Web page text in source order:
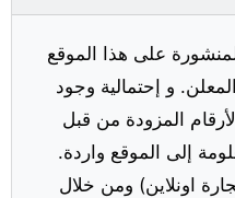
على هذا الموقع
و إحتمالية وجود
المزودة من قبل
إلى الموقع واردة.
اونلاين) ومن خلال